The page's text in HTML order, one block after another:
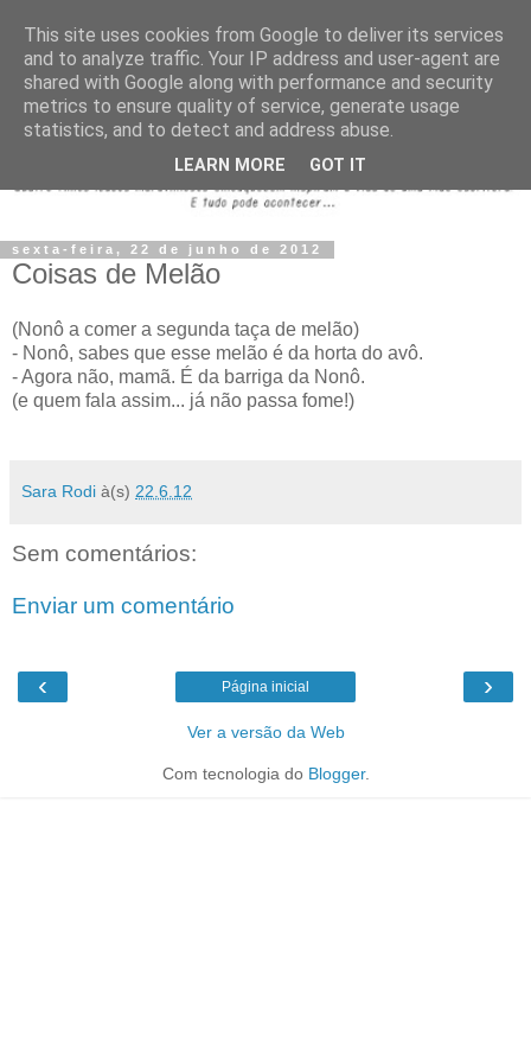
sexta-feira, 22 de junho de 2012
Coisas de Melão
(Nonô a comer a segunda taça de melão)
- Nonô, sabes que esse melão é da horta do avô.
- Agora não, mamã. É da barriga da Nonô.
(e quem fala assim... já não passa fome!)
Sara Rodi à(s) 22.6.12
Sem comentários:
Enviar um comentário
‹ ›
Página inicial
Ver a versão da Web
Com tecnologia do Blogger.
This site uses cookies from Google to deliver its services
and to analyze traffic. Your IP address and user-agent are
shared with Google along with performance and security
metrics to ensure quality of service, generate usage
statistics, and to detect and address abuse.
LEARN MORE GOT IT